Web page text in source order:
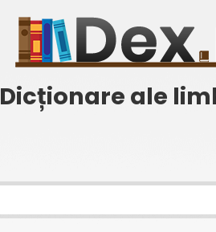
Dicționare ale